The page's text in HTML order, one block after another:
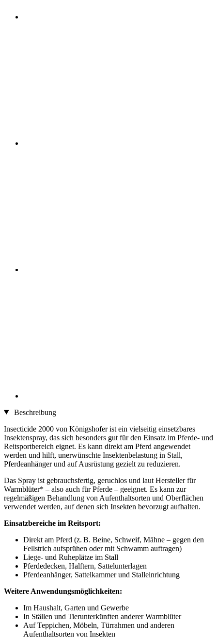
Beschreibung
Insecticide 2000 von Königshofer ist ein vielseitig einsetzbares
Insektenspray, das sich besonders gut für den Einsatz im Pferde- und
Reitsportbereich eignet. Es kann direkt am Pferd angewendet
werden und hilft, unerwünschte Insektenbelastung in Stall,
Pferdeanhänger und auf Ausrüstung gezielt zu reduzieren.
Das Spray ist gebrauchsfertig, geruchlos und laut Hersteller für
Warmblüter* – also auch für Pferde – geeignet. Es kann zur
regelmäßigen Behandlung von Aufenthaltsorten und Oberflächen
verwendet werden, auf denen sich Insekten bevorzugt aufhalten.
Einsatzbereiche im Reitsport:
Direkt am Pferd (z. B. Beine, Schweif, Mähne – gegen den
Fellstrich aufsprühen oder mit Schwamm auftragen)
Liege- und Ruheplätze im Stall
Pferdedecken, Halftern, Sattelunterlagen
Pferdeanhänger, Sattelkammer und Stalleinrichtung
Weitere Anwendungsmöglichkeiten:
Im Haushalt, Garten und Gewerbe
In Ställen und Tierunterkünften anderer Warmblüter
Auf Teppichen, Möbeln, Türrahmen und anderen
Aufenthaltsorten von Insekten